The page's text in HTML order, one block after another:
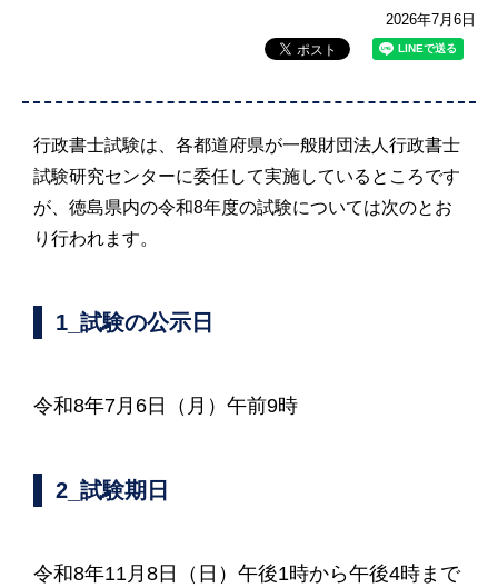
2026年7月6日
行政書士試験は、各都道府県が一般財団法人行政書士
試験研究センターに委任して実施しているところです
が、徳島県内の令和8年度の試験については次のとお
り行われます。
1_試験の公示日
令和8年7月6日（月）午前9時
2_試験期日
令和8年11月8日（日）午後1時から午後4時まで